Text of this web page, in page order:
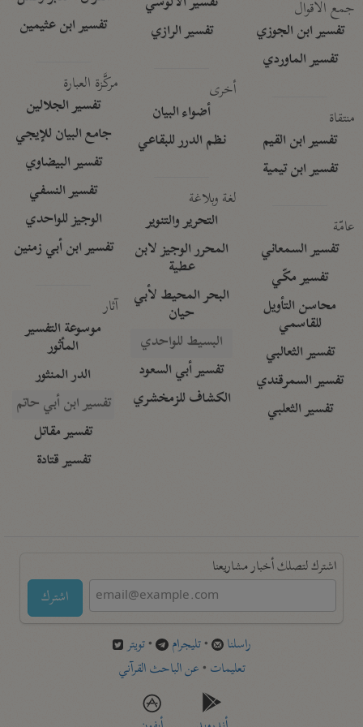
جمع الأقوال
تفسير ابن الجوزي
تفسير الماوردي
منتقاة
تفسير ابن القيم
تفسير ابن تيمية
عامّة
تفسير السمعاني
تفسير مكّي
محاسن التأويل
للقاسمي
تفسير الثعالبي
تفسير السمرقندي
تفسير الثعلبي
تفسير الرازي
أخرى
أضواء البيان
نظم الدرر للبقاعي
لغة وبلاغة
التحرير والتنوير
المحرر الوجيز لابن
عطية
البحر المحيط لأبي
حيان
البسيط للواحدي
تفسير أبي السعود
الكشاف للزمخشري
تفسير ابن عثيمين
مركَّزة العبارة
تفسير الجلالين
جامع البيان للإيجي
تفسير البيضاوي
تفسير النسفي
الوجيز للواحدي
تفسير ابن أبي زمنين
آثار
موسوعة التفسير
المأثور
الدر المنثور
تفسير ابن أبي حاتم
تفسير مقاتل
تفسير قتادة
اشترك لتصلك أخبار مشاريعنا
اشترك
راسلنا •تليجرام •تويتر
تعليمات •عن الباحث القرآني